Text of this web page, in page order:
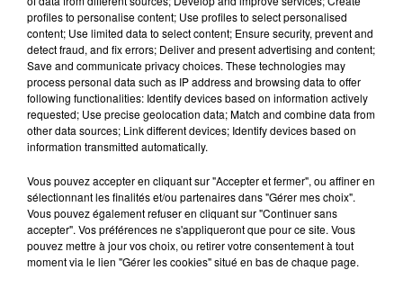
La Bulle - Guinguette éphémère
de Frelinghien !
éclipse solaire du 12 Août 2026
profiles to personalise content; Use profiles to select personalised
content; Use limited data to select content; Ensure security, prevent and
detect fraud, and fix errors; Deliver and present advertising and content;
Save and communicate privacy choices. These technologies may
process personal data such as IP address and browsing data to offer
following functionalities: Identify devices based on information actively
requested; Use precise geolocation data; Match and combine data from
other data sources; Link different devices; Identify devices based on
information transmitted automatically.
Vous pouvez accepter en cliquant sur "Accepter et fermer", ou affiner en
sélectionnant les finalités et/ou partenaires dans "Gérer mes choix".
Vous pouvez également refuser en cliquant sur "Continuer sans
accepter". Vos préférences ne s'appliqueront que pour ce site. Vous
pouvez mettre à jour vos choix, ou retirer votre consentement à tout
moment via le lien "Gérer les cookies" situé en bas de chaque page.